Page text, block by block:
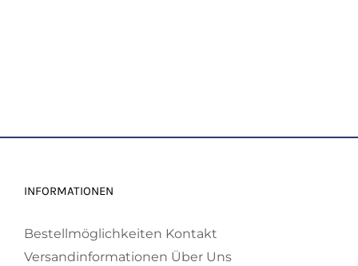
INFORMATIONEN
Bestellmöglichkeiten Kontakt
Versandinformationen Über Uns